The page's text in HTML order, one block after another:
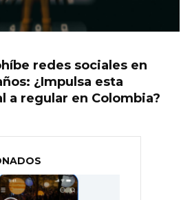
redes sociales en
¿Impulsa esta
a regular en Colombia?